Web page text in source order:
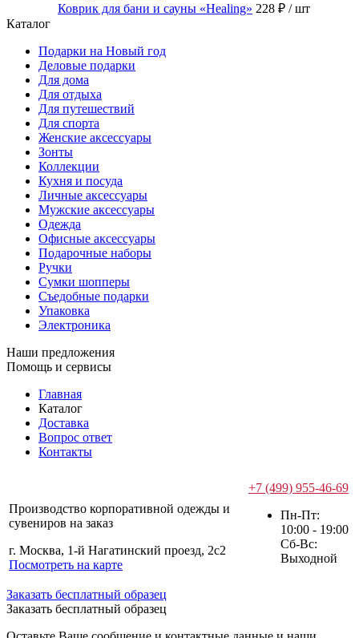
Коврик для бани и сауны «Healing» 228 ₽ / шт
Каталог
Подарки на Новый год
Деловые подарки
Для дома
Для отдыха
Для путешествий
Для спорта
Женские аксессуары
Зонты
Коллекции
Кухня и посуда
Личные аксессуары
Мужские аксессуары
Одежда
Офисные аксессуары
Подарочные наборы
Ручки
Сумки шопперы
Съедобные подарки
Упаковка
Электроника
Наши предложения
Помощь и сервисы
Главная
Каталог
Доставка
Вопрос ответ
Контакты
Производство корпоративной одежды и
сувениров на заказ
г. Москва, 1-й Нагатинский проезд, 2с2
Посмотреть на карте
+7 (499) 955-46-69
Пн-Пт:
10:00 - 19:00
Сб-Вс:
Выходной
Заказать бесплатный образец
Заказать бесплатный образец